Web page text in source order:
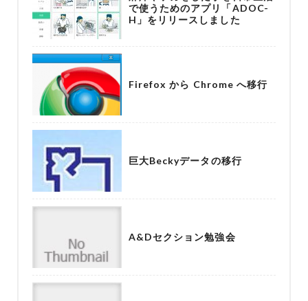
で使うためのアプリ「ADOC-
H」をリリースしました
Firefox から Chrome へ移行
巨大Beckyデータの移行
A&Dセクション勉強会